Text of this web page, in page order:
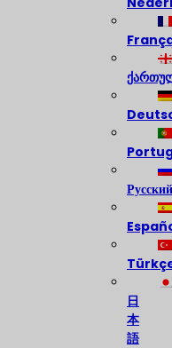
Русский
日
本
語